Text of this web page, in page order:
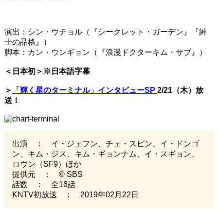
演出：シン・ウチョル（『シークレット・ガーデン』『紳
士の品格』）
脚本：カン・ウンギョン（『浪漫ドクターキム・サブ』）
＜日本初＞※日本語字幕
＞ 「輝く星のターミナル」インタビューSP 2/21（木）放
送！
出演 ： イ・ジェフン、チェ・スビン、イ・ドンゴ
ン、キム・ジス、キム・ギョンナム、イ・スギョン、
ロウン（SF9）ほか
提供元 ： © SBS
話数 ： 全16話
KNTV初放送 ： 2019年02月22日